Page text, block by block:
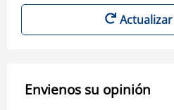
Envienos su opinión